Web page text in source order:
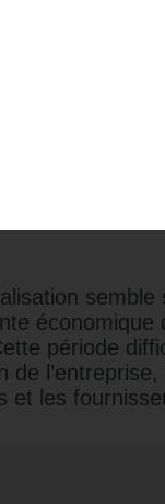
capitaux
poussés par
est mis
souvenir
année
d'un
semble
période
et les